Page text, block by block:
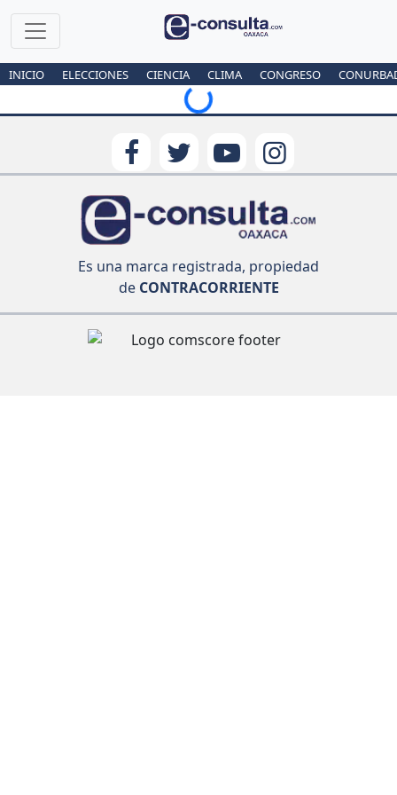
INICIO ELECCIONES CIENCIA CLIMA CONGRESO
Loading...
Es una marca registrada, propiedad
deCONTRACORRIENTE